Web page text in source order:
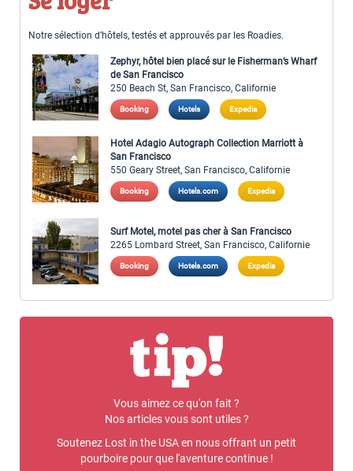
Notre sélection d’hôtels, testés et approuvés par les Roadies.
Zephyr, hôtel bien placé sur le Fisherman’s Wharf
de San Francisco
250 Beach St, San Francisco, Californie
Booking Hotels Expedia
Hotel Adagio Autograph Collection Marriott à
San Francisco
550 Geary Street, San Francisco, Californie
Booking Hotels.com Expedia
Surf Motel, motel pas cher à San Francisco
2265 Lombard Street, San Francisco, Californie
Booking Hotels.com Expedia
Vous aimez ce qu'on fait ?
Nos articles vous sont utiles ?
Soutenez Lost in the USA en nous offrant un petit
pourboire pour que l'aventure continue !